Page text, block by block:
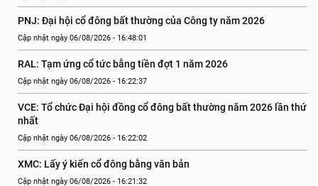
PNJ: Đại hội cổ đông bất thường của Công ty năm 2026
Cập nhật ngày 06/08/2026 - 16:48:01
RAL: Tạm ứng cổ tức bằng tiền đợt 1 năm 2026
Cập nhật ngày 06/08/2026 - 16:22:37
VCE: Tổ chức Đại hội đồng cổ đông bất thường năm 2026 lần thứ
nhất
Cập nhật ngày 06/08/2026 - 16:22:02
XMC: Lấy ý kiến cổ đông bằng văn bản
Cập nhật ngày 06/08/2026 - 16:21:32